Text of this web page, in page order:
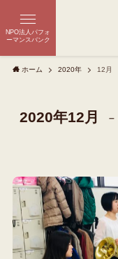
NPO法人パフォ
ーマンスバンク
ホーム 2020年 12月
2020年12月 –